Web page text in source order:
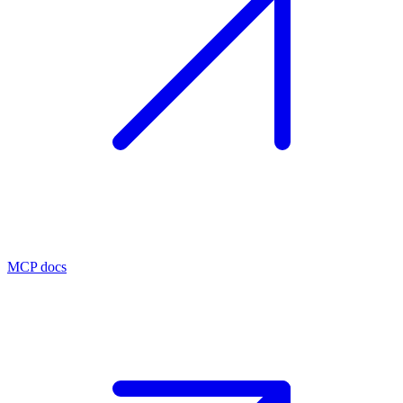
MCP docs